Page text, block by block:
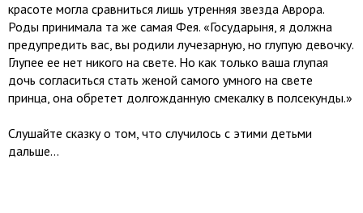
красоте могла сравниться лишь утренняя звезда Аврора.
Роды принимала та же самая Фея. «Государыня, я должна
предупредить вас, вы родили лучезарную, но глупую девочку.
Глупее ее нет никого на свете. Но как только ваша глупая
дочь согласиться стать женой самого умного на свете
принца, она обретет долгожданную смекалку в полсекунды.»
Слушайте сказку о том, что случилось с этими детьми
дальше...